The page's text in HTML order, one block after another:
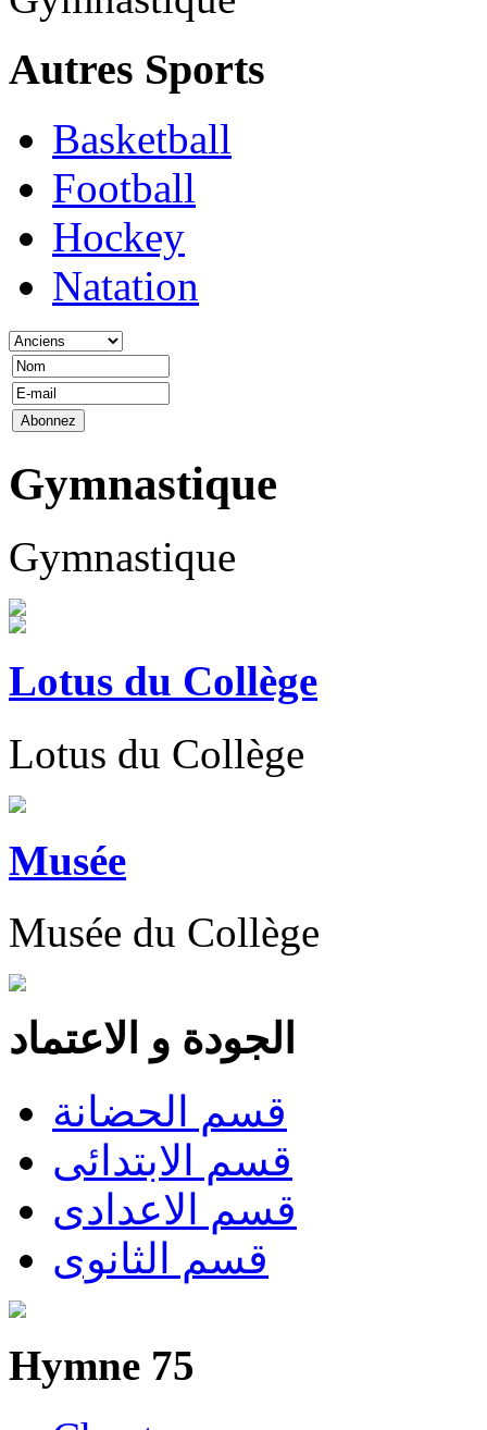
Autres Sports
Basketball
Football
Hockey
Natation
Gymnastique
Gymnastique
Lotus du Collège
Lotus du Collège
Musée
Musée du Collège
الجودة و الاعتماد
قسم الحضانة
قسم الابتدائى
قسم الاعدادى
قسم الثانوى
Hymne 75